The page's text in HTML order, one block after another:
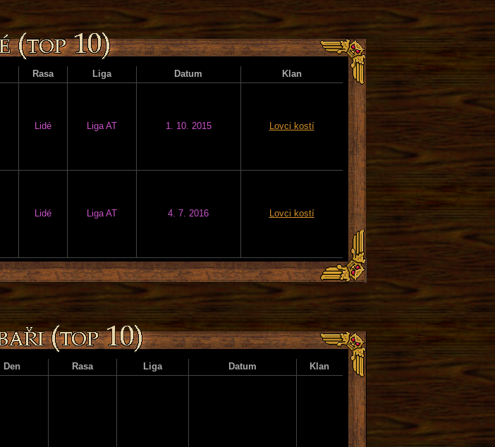
Rasa Liga Datum Klan
Lidé Liga AT 1. 10. 2015 Lovci kostí
Lidé Liga AT 4. 7. 2016 Lovci kostí
Den Rasa Liga Datum Klan